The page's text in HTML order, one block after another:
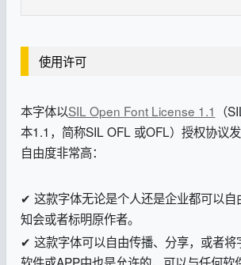
使用许可
本字体以SIL Open Font License 1.1 （
本1.1，简称SIL OFL 或OFL）授权协议
自由度非常高：
✔ 这款字体无论是个人还是企业都可以自
知会或者标明原作者。
✔ 这款字体可以自由传播、分享，或者将
软件或APP中也是允许的，可以与任何软